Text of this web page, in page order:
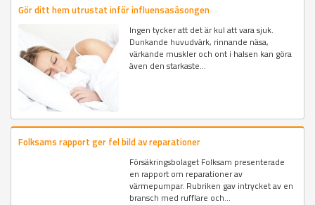
Gör ditt hem utrustat inför influensasäsongen
Ingen tycker att det är kul att vara sjuk.
Dunkande huvudvärk, rinnande näsa,
värkande muskler och ont i halsen kan göra
även den starkaste...
Folksams rapport ger fel bild av reparationer
Försäkringsbolaget Folksam presenterade
en rapport om reparationer av
värmepumpar. Rubriken gav intrycket av en
bransch med rufflare och...